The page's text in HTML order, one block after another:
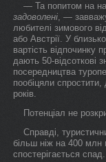
— Та попитом на
задоволені, —
любителі зимового
або Австрії. У
вартість відпочинку
дають 50-відсоткові
посередництва
пообіцяли
років.
Потенціал не
Справді,
більш ніж на 400 млн
спостерігається спад.